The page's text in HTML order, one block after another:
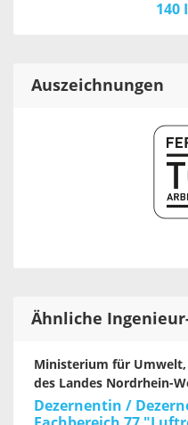
140
Auszeichnungen
Ähnliche
Ministerium für
des Landes Nordrhein-
Dezernentin /